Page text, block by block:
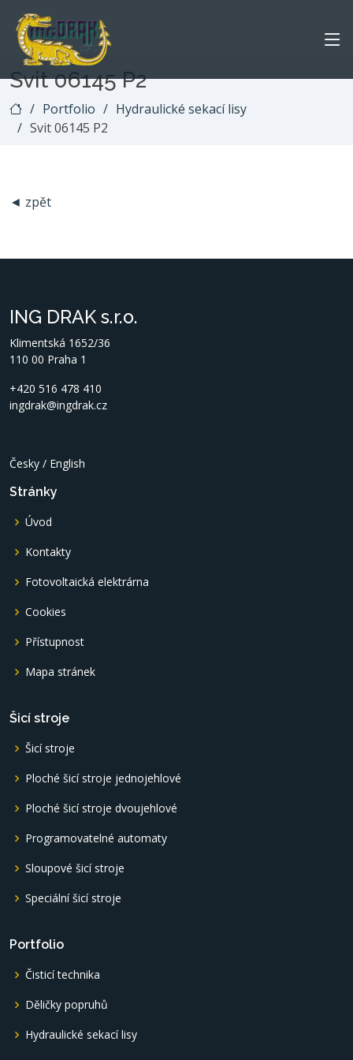
Svit 06145 P2
Portfolio
Hydraulické sekací lisy
Svit 06145 P2
◄ zpět
ING DRAK s.r.o.
Klimentská 1652/36
110 00 Praha 1
+420 516 478 410
ingdrak@ingdrak.cz
Česky / English
Stránky
Úvod
Kontakty
Fotovoltaická elektrárna
Cookies
Přístupnost
Mapa stránek
Šicí stroje
Šicí stroje
Ploché šicí stroje jednojehlové
Ploché šicí stroje dvoujehlové
Programovatelné automaty
Sloupové šicí stroje
Speciální šicí stroje
Portfolio
Čisticí technika
Děličky popruhů
Hydraulické sekací lisy